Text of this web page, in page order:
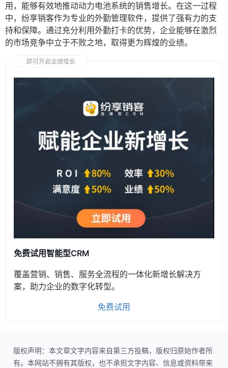
用，能够有效地推动动力电池系统的销售增长。在这一过程
中，纷享销客作为专业的外勤管理软件，提供了强有力的支
持和保障。通过充分利用外勤打卡的优势，企业能够在激烈
的市场竞争中立于不败之地，取得更为辉煌的业绩。
即可开启业绩增长
免费试用智能型CRM
覆盖营销、销售、服务全流程的一体化新增长解决方
案，助力企业的数字化转型。
免费试用
版权声明：本文章文字内容来自第三方投稿，版权归原始作者所
有。本网站不拥有其版权，也不承担文字内容、信息或资料带来